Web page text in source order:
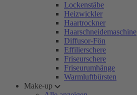
Lockenstäbe
Heizwickler
Haartrockner
Haarschneidemaschine
Diffusor-Fön
Effilierschere
Friseurschere
Friseurumhänge
Warmluftbürsten
Make-up